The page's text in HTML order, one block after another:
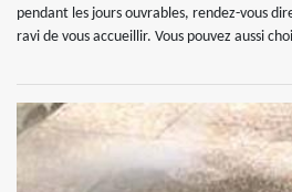
pendant les jours ouvrables, rendez-vous
ravi de vous accueillir. Vous pouvez aussi